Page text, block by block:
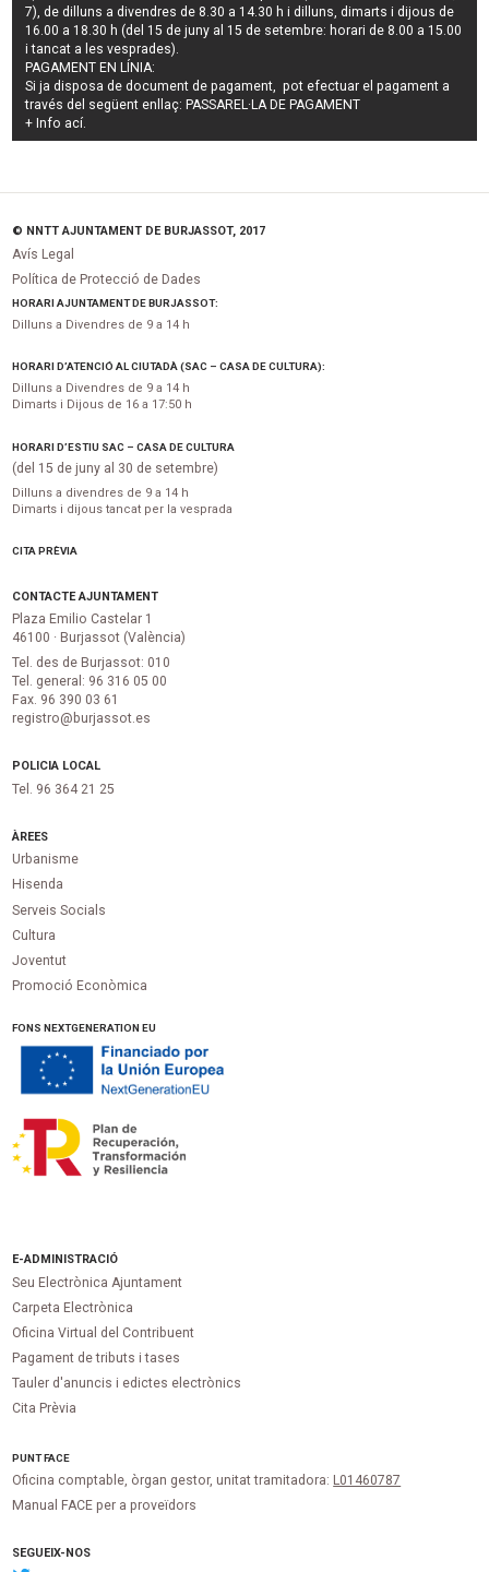
7), de dilluns a divendres de 8.30 a 14.30 h i dilluns, dimarts i dijous de
16.00 a 18.30 h (del 15 de juny al 15 de setembre: horari de 8.00 a 15.00
i tancat a les vesprades).
PAGAMENT EN LÍNIA:
Si ja disposa de document de pagament, pot efectuar el pagament a
través del següent enllaç:PASSAREL·LA DE PAGAMENT
+ Info ací
© NNTT AJUNTAMENT DE BURJASSOT, 2017
Avís Legal
Política de Protecció de Dades
HORARI AJUNTAMENT DE BURJASSOT:
Dilluns a Divendres de 9 a 14 h
HORARI D’ATENCIÓ AL CIUTADÀ (SAC – CASA DE CULTURA):
Dilluns a Divendres de 9 a 14 h
Dimarts i Dijous de 16 a 17:50 h
HORARI D’ESTIU SAC – CASA DE CULTURA
(del 15 de juny al 30 de setembre)
Dilluns a divendres de 9 a 14 h
Dimarts i dijous tancat per la vesprada
CITA PRÈVIA
CONTACTE AJUNTAMENT
Plaza Emilio Castelar 1
46100 · Burjassot (València)
Tel. des de Burjassot: 010
Tel. general: 96 316 05 00
Fax. 96 390 03 61
registro@burjassot.es
POLICIA LOCAL
Tel. 96 364 21 25
ÀREES
Urbanisme
Hisenda
Serveis Socials
Cultura
Joventut
Promoció Econòmica
FONS NEXTGENERATION EU
E-ADMINISTRACIÓ
Seu Electrònica Ajuntament
Carpeta Electrònica
Oficina Virtual del Contribuent
Pagament de tributs i tases
Tauler d'anuncis i edictes electrònics
Cita Prèvia
PUNTFACE
Oficina comptable, òrgan gestor, unitat tramitadora: L01460787
Manual FACE per a proveïdors
SEGUEIX-NOS